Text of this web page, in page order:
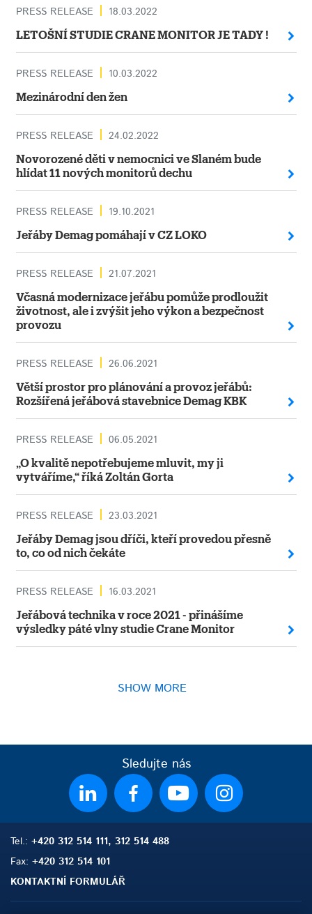
PRESS RELEASE 18.03.2022
LETOŠNÍ STUDIE CRANE MONITOR JE TADY !
PRESS RELEASE 10.03.2022
Mezinárodní den žen
PRESS RELEASE 24.02.2022
Novorozené děti v nemocnici ve Slaném bude
hlídat 11 nových monitorů dechu
PRESS RELEASE 19.10.2021
Jeřáby Demag pomáhají v CZ LOKO
PRESS RELEASE 21.07.2021
Včasná modernizace jeřábu pomůže prodloužit
životnost, ale i zvýšit jeho výkon a bezpečnost
provozu
PRESS RELEASE 26.06.2021
Větší prostor pro plánování a provoz jeřábů:
Rozšířená jeřábová stavebnice Demag KBK
PRESS RELEASE 06.05.2021
„O kvalitě nepotřebujeme mluvit, my ji
vytváříme,“ říká Zoltán Gorta
PRESS RELEASE 23.03.2021
Jeřáby Demag jsou dříči, kteří provedou přesně
to, co od nich čekáte
PRESS RELEASE 16.03.2021
Jeřábová technika v roce 2021 - přinášíme
výsledky páté vlny studie Crane Monitor
SHOW MORE
Sledujte nás
Tel.: +420 312 514 111, 312 514 488
Fax: +420 312 514 101
KONTAKTNÍ FORMULÁŘ